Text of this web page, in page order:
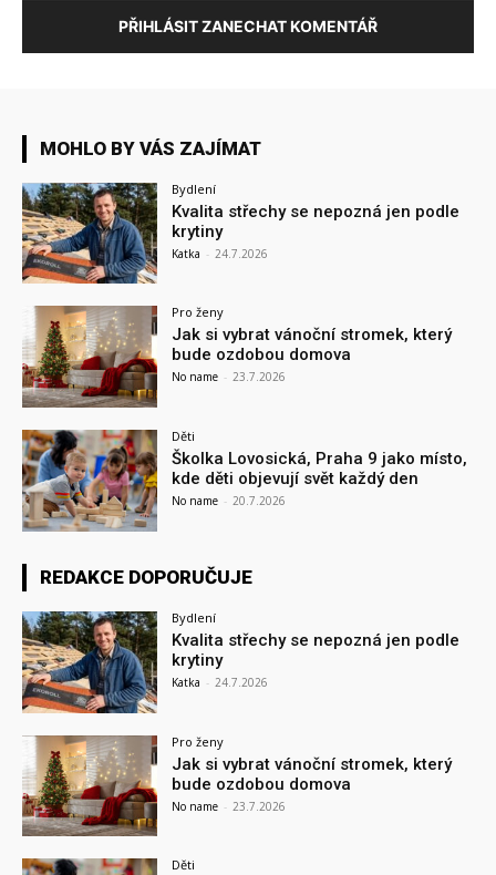
PŘIHLÁSIT ZANECHAT KOMENTÁŘ
MOHLO BY VÁS ZAJÍMAT
Bydlení
Kvalita střechy se nepozná jen podle
krytiny
Katka - 24.7.2026
Pro ženy
Jak si vybrat vánoční stromek, který
bude ozdobou domova
No name - 23.7.2026
Děti
Školka Lovosická, Praha 9 jako místo,
kde děti objevují svět každý den
No name - 20.7.2026
REDAKCE DOPORUČUJE
Bydlení
Kvalita střechy se nepozná jen podle
krytiny
Katka - 24.7.2026
Pro ženy
Jak si vybrat vánoční stromek, který
bude ozdobou domova
No name - 23.7.2026
Děti